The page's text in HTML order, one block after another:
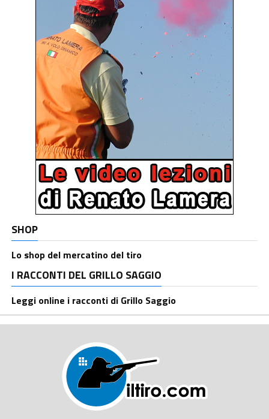
SHOP
Lo shop del mercatino del tiro
I RACCONTI DEL GRILLO SAGGIO
Leggi online i racconti di Grillo Saggio